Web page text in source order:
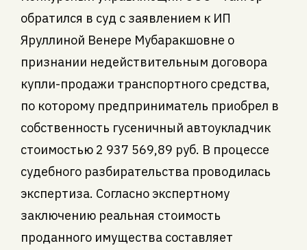
обратился в суд с заявлением к ИП
Яруллиной Венере Мубаракшовне о
признании недействительным договора
купли-продажи транспортного средства,
по которому предприниматель приобрел в
собственность гусеничный автоукладчик
стоимостью 2 937 569,89 руб. В процессе
судебного разбирательства проводилась
экспертиза. Согласно экспертному
заключению реальная стоимость
проданного имущества составляет